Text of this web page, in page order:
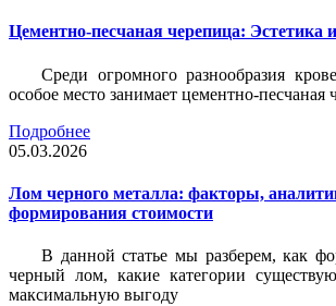
Цементно-песчаная черепица: Эстетика
Среди огромного разнообразия
особое место занимает цементно-песчаная
Подробнее
05.03.2026
Лом черного металла: факторы,
формирования стоимости
В данной статье мы разберем, как
черный лом, какие категории
максимальную выгоду